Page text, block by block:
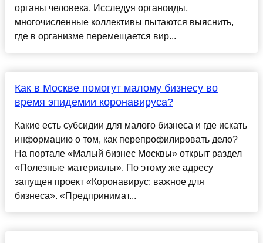
органы человека. Исследуя органоиды,
многочисленные коллективы пытаются выяснить,
где в организме перемещается вир...
Как в Москве помогут малому бизнесу во
время эпидемии коронавируса?
Какие есть субсидии для малого бизнеса и где искать
информацию о том, как перепрофилировать дело?
На портале «Малый бизнес Москвы» открыт раздел
«Полезные материалы». По этому же адресу
запущен проект «Коронавирус: важное для
бизнеса». «Предпринимат...